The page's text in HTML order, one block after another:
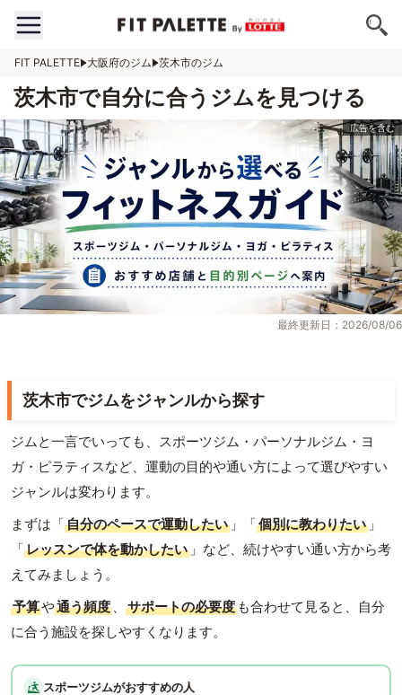
FIT PALETTE 大阪府のジム 茨木市のジム
茨木市で自分に合うジムを見つける
最終更新日：2026/08/06
茨木市でジムをジャンルから探す
ジムと一言でいっても、スポーツジム・パーソナルジム・ヨ
ガ・ピラティスなど、運動の目的や通い方によって選びやすい
ジャンルは変わります。
まずは「自分のペースで運動したい 」「個別に教わりたい 」
「レッスンで体を動かしたい 」など、続けやすい通い方から考
えてみましょう。
予算や通う頻度 、 サポートの必要度 も合わせて見ると、自分
に合う施設を探しやすくなります。
スポーツジムがおすすめの人